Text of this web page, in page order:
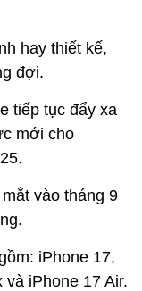
hay thiết kế,
đợi.
tiếp tục đẩy xa
mới cho
vào tháng 9
iPhone 17,
iPhone 17 Air.